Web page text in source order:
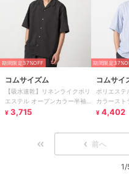
期間限定37%OFF
コムサイズム
【吸水速乾】リネンライクポリ
エステル オープンカラー半袖
シャツ
¥ 3,715
期間限定
コムサイ
ポリエステ
カラースト
イントカラ
¥ 4,402
前へ
1/